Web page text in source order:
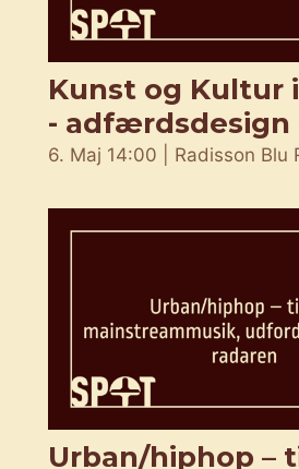
Kunst og Kultur
- adfærdsdesign
6. Maj 14:00 | Radisson Blu
Urban/hiphop –